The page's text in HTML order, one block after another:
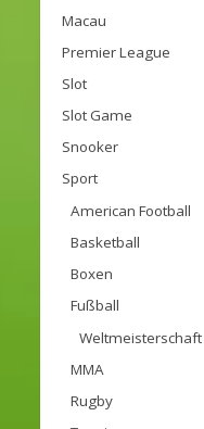
Macau
Premier League
Slot
Slot Game
Snooker
Sport
American Football
Basketball
Boxen
Fußball
Weltmeisterschaft
MMA
Rugby